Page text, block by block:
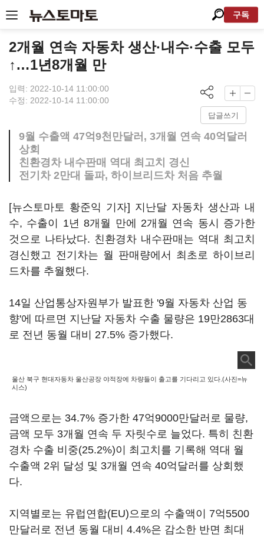
구독
2개월 연속 자동차 생산·내수·수출 모두
↑…1년8개월 만
입력: 2022-10-14 11:00:00
수정: 2022-10-14 11:00:00
답글쓰기
9월 수출액 47억9천만달러, 3개월 연속 40억달러
상회
친환경차 내수판매 역대 최고치 경신
전기차 2만대 돌파, 하이브리드차 처음 추월
[뉴스토마토 황준익 기자] 지난달 자동차 생산과 내
수, 수출이 1년 8개월 만에 2개월 연속 동시 증가한
것으로 나타났다. 친환경차 내수판매는 역대 최고치
경신했고 전기차는 월 판매량에서 최초로 하이브리
드차를 추월했다.
14일 산업통상자원부가 발표한 '9월 자동차 산업 동
향'에 따르면 지난달 자동차 수출 물량은 19만2863대
로 전년 동월 대비 27.5% 증가했다.
울산 북구 현대자동차 울산공장 야적장에 차량들이 출고를 기다리고 있다.(사진=뉴
시스)
금액으로는 34.7% 증가한 47억9000만달러로 물량,
금액 모두 3개월 연속 두 자릿수로 늘었다. 특히 친환
경차 수출 비중(25.2%)이 최고치를 기록해 역대 월
수출액 2위 달성 및 3개월 연속 40억달러를 상회했
다.
지역별로는 유럽연합(EU)으로의 수출액이 7억5500
만달러로 전년 동월 대비 4.4%은 감소한 반면 최대